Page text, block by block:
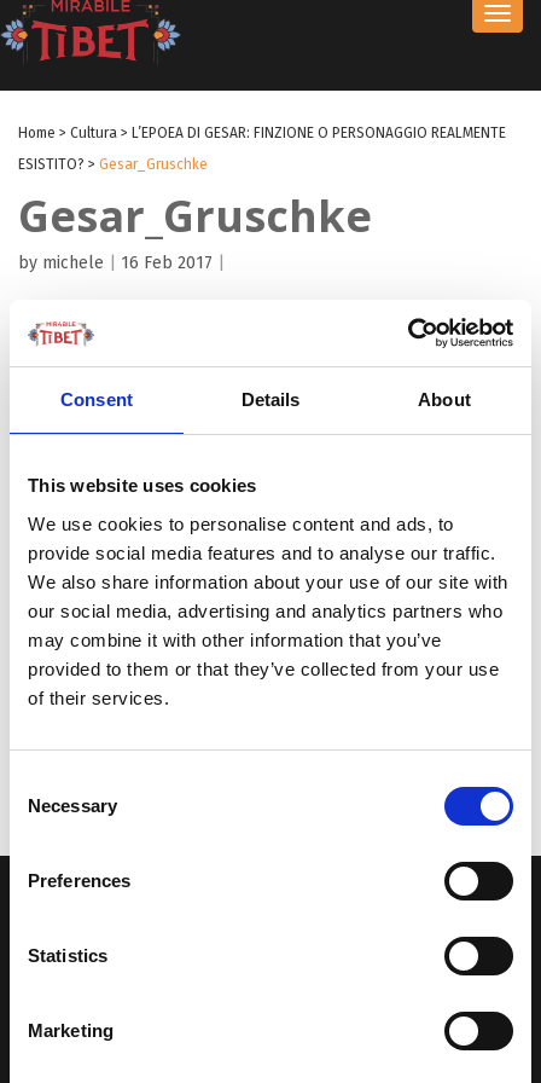
Consent Details About
This website uses cookies
We use cookies to personalise content and ads, to
provide social media features and to analyse our traffic.
We also share information about your use of our site with
our social media, advertising and analytics partners who
may combine it with other information that you’ve
provided to them or that they’ve collected from your use
of their services.
Selection
Necessary
Preferences
Statistics
Marketing
Home > Cultura > L’EPOEA DI GESAR: FINZIONE O PERSONAGGIO REALMENTE
ESISTITO? > Gesar_Gruschke
Gesar_Gruschke
by michele 16 Feb 2017
avuto modo di viaggiare e conoscere questa meravigliosa regione.
Una regione affascinante, densa di spiritualità che con i suoi